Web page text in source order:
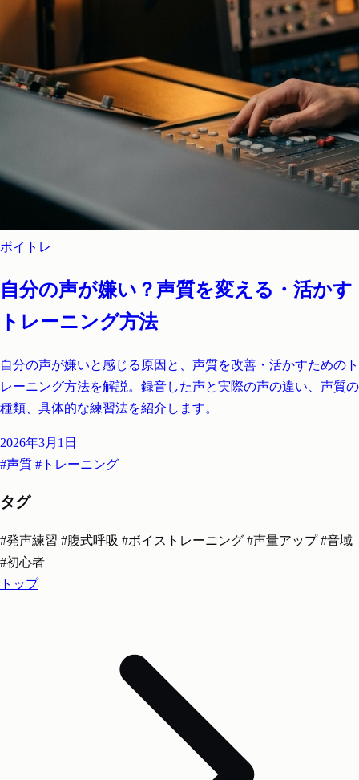
ボイトレ
自分の声が嫌い？声質を変える・活かす
トレーニング方法
自分の声が嫌いと感じる原因と、声質を改善・活かすためのト
レーニング方法を解説。録音した声と実際の声の違い、声質の
種類、具体的な練習法を紹介します。
2026年3月1日
#声質 #トレーニング
タグ
#発声練習 #腹式呼吸 #ボイストレーニング #声量アップ#音域
#初心者
トップ